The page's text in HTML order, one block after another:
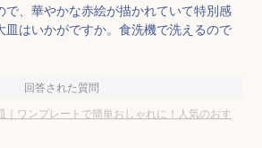
で、華やかな赤絵が描かれていて特別感
皿はいかがですか。食洗機で洗えるので
回答された質問
｜ワンプレートで簡単おしゃれに！人気のおす